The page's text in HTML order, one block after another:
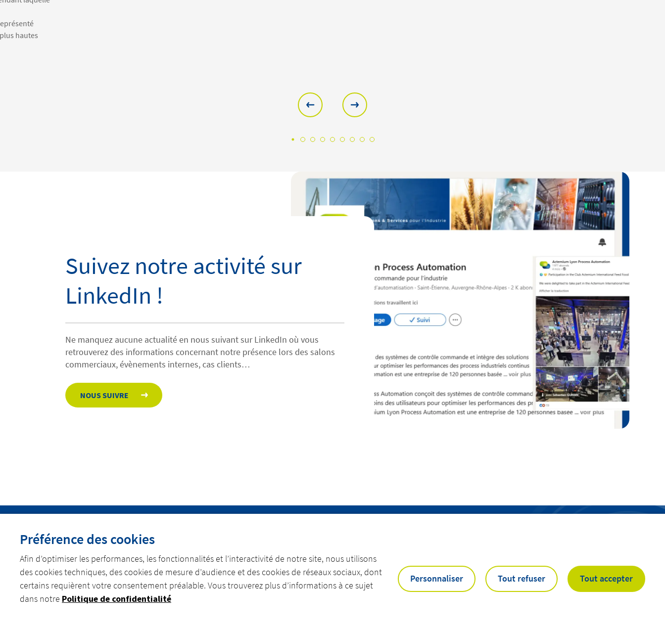
hautes
Suivez notre activité sur
LinkedIn !
Ne manquez aucune actualité en nous suivant sur LinkedIn où vous
retrouverez des informations concernant notre présence lors des salons
commerciaux, évènements internes, cas clients…
NOUS SUIVRE
DÉCOUVREZ ACTEMIUM REJOIGNEZ NOS ÉQUIPES CONTACTEZ-NOUS
linkedinyoutube
Préférence des cookies
Afin d’optimiser les performances, les fonctionnalités et l’interactivité de notre site, nous utilisons
des cookies techniques, des cookies de mesure d’audience et des cookies de réseaux sociaux, dont
certains requièrent votre consentement préalable. Vous trouverez plus d’informations à ce sujet
dans notre Politique de confidentialité
Personnaliser Tout refuser Tout accepter